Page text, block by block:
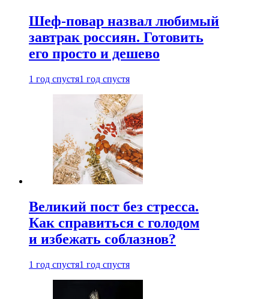
Шеф-повар назвал любимый
завтрак россиян. Готовить
его просто и дешево
1 год спустя1 год спустя
Великий пост без стресса.
Как справиться с голодом
и избежать соблазнов?
1 год спустя1 год спустя